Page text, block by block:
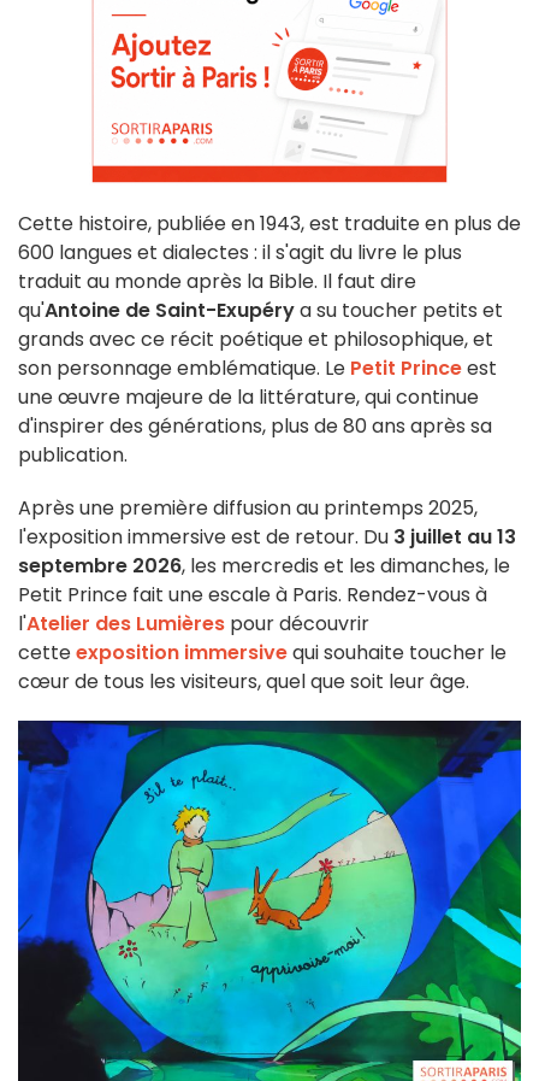
Cette histoire, publiée en 1943, est traduite en plus de
600 langues et dialectes : il s'agit du livre le plus
traduit au monde après la Bible. Il faut dire
qu'Antoine de Saint-Exupérya su toucher petits et
grands avec ce récit poétique et philosophique, et
son personnage emblématique. Le Petit Princeest
une œuvre majeure de la littérature, qui continue
d'inspirer des générations, plus de 80 ans après sa
publication.
Après une première diffusion au printemps 2025,
l'exposition immersive est de retour. Du 3 juillet au 13
septembre 2026, les mercredis et les dimanches, le
Petit Prince fait une escale à Paris. Rendez-vous à
l'Atelier des Lumières pour découvrir
cetteexposition immersivequi souhaite toucher le
cœur de tous les visiteurs, quel que soit leur âge.